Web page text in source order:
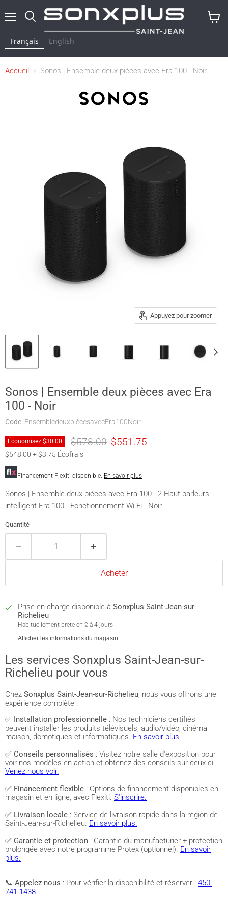
Français English
Accueil Sonos | Ensemble deux pièces avec Era 100 - Noir
Appuyez pour zoomer
Sonos | Ensemble deux pièces avec Era
100 - Noir
Code: EnsembledeuxpiècesavecEra100Noir
Économisez $30.00 Prix original
$578.00 Prix actuel
$551.75
$548.00 + $3.75 Écofrais
Financement Flexiti disponible. En savoir plus
Sonos | Ensemble deux pièces avec Era 100 - 2 Haut-parleurs
intelligent Era 100 - Fonctionnement Wi-Fi - Noir
Quantité
Acheter
Prise en charge disponible à Sonxplus Saint-Jean-sur-
Richelieu
Habituellement prête en 2 à 4 jours
Afficher les informations du magasin
Les services Sonxplus Saint-Jean-sur-
Richelieu pour vous
Chez Sonxplus Saint-Jean-sur-Richelieu, nous vous offrons une
expérience complète :
✅ Installation professionnelle : Nos techniciens certifiés
peuvent installer les produits télévisuels, audio/vidéo, cinéma
maison, domotiques et informatiques. En savoir plus.
✅ Conseils personnalisés : Visitez notre salle d'exposition pour
voir nos modèles en action et obtenez des conseils sur ceux-ci.
Venez nous voir.
✅ Financement flexible : Options de financement disponibles en
magasin et en ligne, avec Flexiti. S'inscrire.
✅ Livraison locale : Service de livraison rapide dans la région de
Saint-Jean-sur-Richelieu. En savoir plus.
✅ Garantie et protection : Garantie du manufacturier + protection
prolongée avec notre programme Protex (optionnel). En savoir
plus.
📞 Appelez-nous : Pour vérifier la disponibilité et réserver : 450-
741-1438